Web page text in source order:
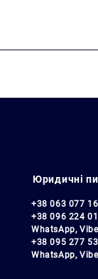
Юридичні
+38 063 077
+38 096 224
WhatsApp,
+38 095 277
WhatsApp,